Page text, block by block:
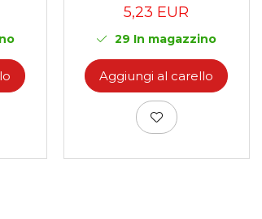
5,23 EUR
29 In magazzino
Aggiungi al carello